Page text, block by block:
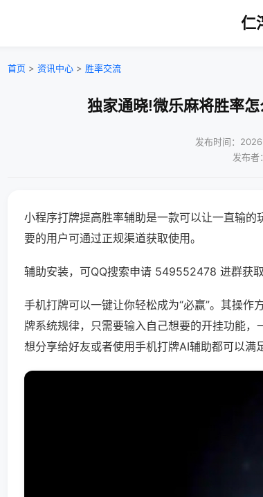
仁
首页 > 资讯中心 > 胜率交流
独家通晓!微乐麻将胜率
发布时间：
发布者
小程序打牌提高胜率辅助是一款可以让一直输的
要的用户可通过正规渠道获取使用。
辅助安装，可QQ搜索申请 549552478 进群获
手机打牌可以一键让你轻松成为“必赢”。其操
牌系统规律，只需要输入自己想要的开挂功能
想分享给好友或者使用手机打牌AI辅助都可以满